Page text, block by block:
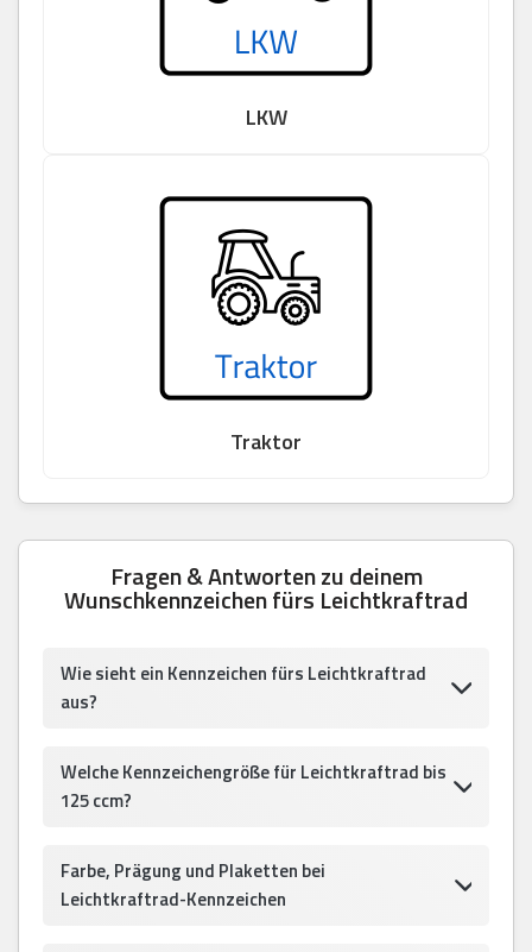
LKW
Traktor
Fragen & Antworten zu deinem
Wunschkennzeichen fürs Leichtkraftrad
Wie sieht ein Kennzeichen fürs Leichtkraftrad
aus?
Welche Kennzeichengröße für Leichtkraftrad bis
125 ccm?
Farbe, Prägung und Plaketten bei
Leichtkraftrad-Kennzeichen